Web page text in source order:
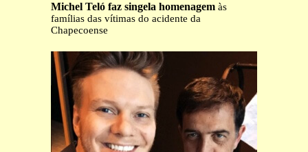
Michel Teló faz singela homenagem às
famílias das vítimas do acidente da
Chapecoense